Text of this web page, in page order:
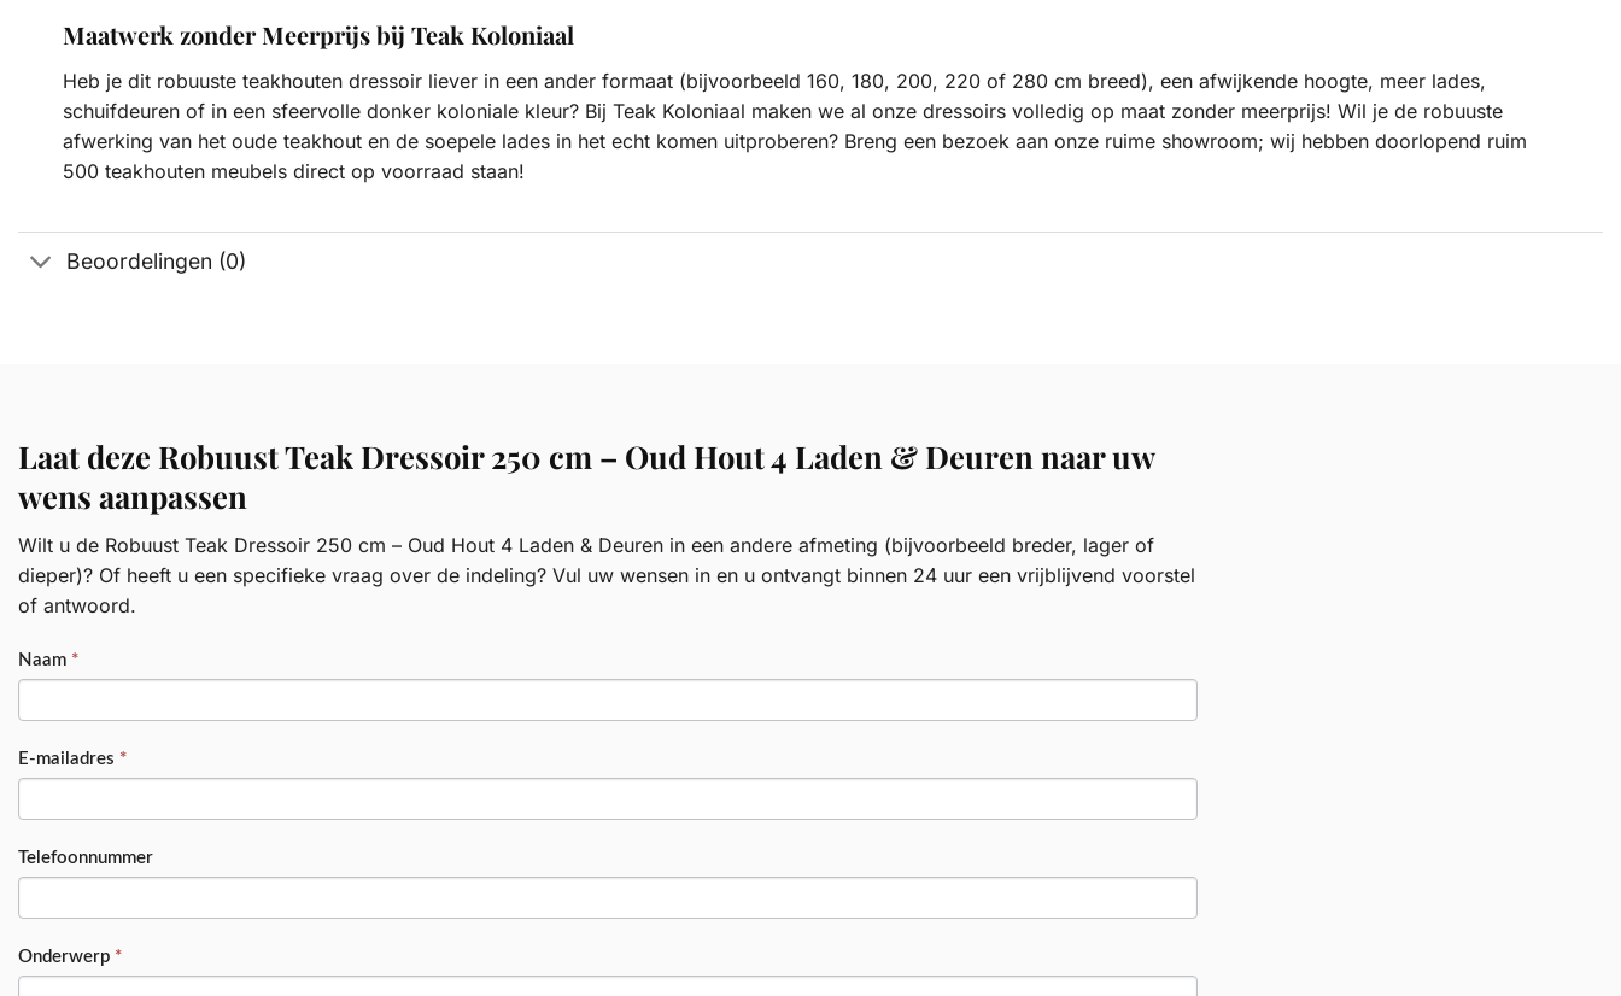
Maatwerk zonder Meerprijs bij Teak Koloniaal
Heb je dit robuuste teakhouten dressoir liever in een ander formaat (bijvoorbeeld 160, 180, 200, 220 of 280 cm breed), een afwijkende hoogte, meer lades,
schuifdeuren of in een sfeervolle donker koloniale kleur? Bij Teak Koloniaal maken we al onze dressoirs volledig op maat zonder meerprijs! Wil je de robuuste
afwerking van het oude teakhout en de soepele lades in het echt komen uitproberen? Breng een bezoek aan onze ruime showroom; wij hebben doorlopend ruim
500 teakhouten meubels direct op voorraad staan!
Beoordelingen (0)
Laat deze Robuust Teak Dressoir 250 cm – Oud Hout 4 Laden & Deuren naar uw
wens aanpassen
Wilt u de Robuust Teak Dressoir 250 cm – Oud Hout 4 Laden & Deuren in een andere afmeting (bijvoorbeeld breder, lager of
dieper)? Of heeft u een specifieke vraag over de indeling? Vul uw wensen in en u ontvangt binnen 24 uur een vrijblijvend voorstel
of antwoord.
PRODUCT
Naam *
E-mailadres *
Telefoonnummer
Onderwerp *